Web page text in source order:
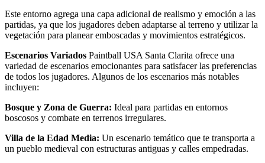
Este entorno agrega una capa adicional de realismo y emoción a las
partidas, ya que los jugadores deben adaptarse al terreno y utilizar la
vegetación para planear emboscadas y movimientos estratégicos.
Escenarios Variados Paintball USA Santa Clarita ofrece una
variedad de escenarios emocionantes para satisfacer las preferencias
de todos los jugadores. Algunos de los escenarios más notables
incluyen:
Bosque y Zona de Guerra: Ideal para partidas en entornos
boscosos y combate en terrenos irregulares.
Villa de la Edad Media: Un escenario temático que te transporta a
un pueblo medieval con estructuras antiguas y calles empedradas.